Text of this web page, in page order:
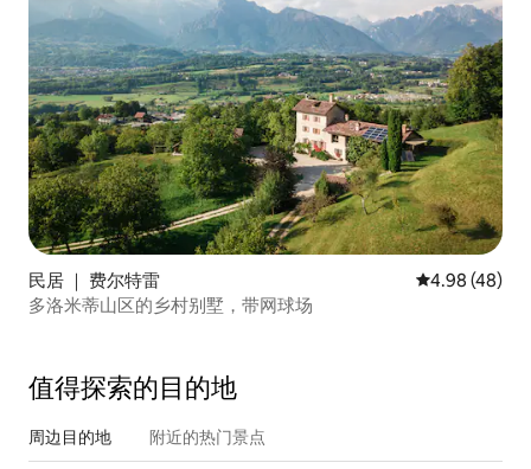
民居 ｜ 费尔特雷 平均评分
4.98 (48)
多洛米蒂山区的乡村别墅，带网球场
值得探索的目的地
周边目的地 附近的热门景点